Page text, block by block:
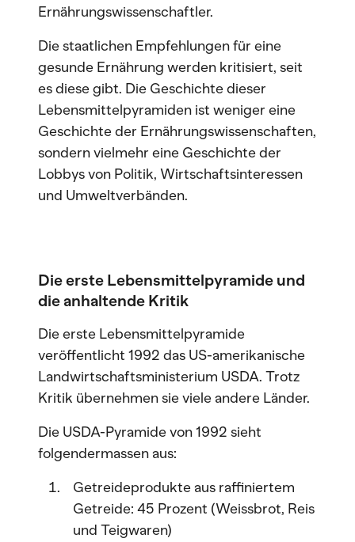
Ernährungswissenschaftler.
Die staatlichen Empfehlungen für eine
gesunde Ernährung werden kritisiert, seit
es diese gibt. Die Geschichte dieser
Lebensmittelpyramiden ist weniger eine
Geschichte der Ernährungswissenschaften,
sondern vielmehr eine Geschichte der
Lobbys von Politik, Wirtschaftsinteressen
und Umweltverbänden.
Die erste Lebensmittelpyramide und
die anhaltende Kritik
Die erste Lebensmittelpyramide
veröffentlicht 1992 das US-amerikanische
Landwirtschaftsministerium USDA. Trotz
Kritik übernehmen sie viele andere Länder.
Die USDA-Pyramide von 1992 sieht
folgendermassen aus:
Getreideprodukte aus raffiniertem
Getreide: 45 Prozent (Weissbrot, Reis
und Teigwaren)